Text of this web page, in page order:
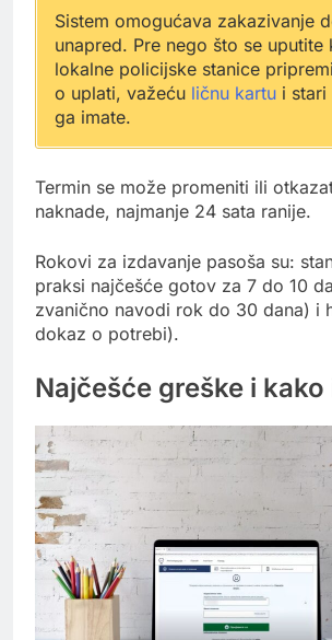
Sistem omogućava zakazivanje
unapred. Pre nego što se uputite
lokalne policijske stanice
o uplati, važeću ličnu kartu i stari
ga imate.
Termin se može promeniti ili
naknade, najmanje 24 sata ranije.
Rokovi za izdavanje pasoša su:
praksi najčešće gotov za 7 do 10
zvanično navodi rok do 30 dana) i
dokaz o potrebi).
Najčešće greške i